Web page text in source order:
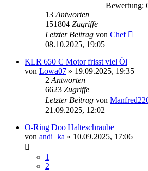
Bewertung:
13 Antworten
151804 Zugriffe
Letzter Beitrag von Chef
08.10.2025, 19:05
KLR 650 C Motor frisst viel Öl
von Lowa07 » 19.09.2025, 19:35
2 Antworten
6623 Zugriffe
Letzter Beitrag von
21.09.2025, 12:02
O-Ring Doo Halteschraube
von andi_ka » 10.09.2025, 17:06
1
2